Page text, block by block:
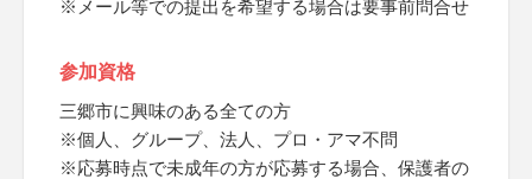
※メール等での提出を希望する場合は要事前問合せ
参加資格
三郷市に興味のある全ての方
※個人、グループ、法人、プロ・アマ不問
※応募時点で未成年の方が応募する場合、保護者の